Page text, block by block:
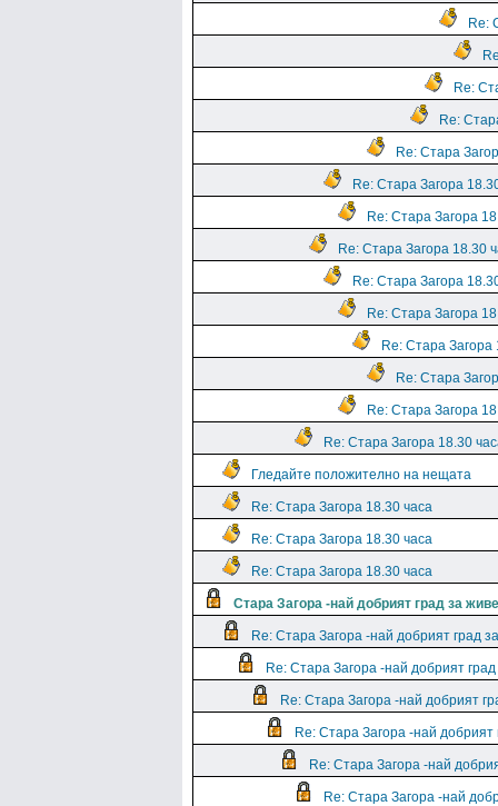
Re:
Re:
Re:
Re: Стара
Re: Стара Загора
Re: Стара Загора
Re: Стара Загора 18.30
Re: Стара Загора
Re: Стара Загора
Re: Стара Загора
Re: Стара
Re: Стара Загора
Re: Стара Загора 18.30
Гледайте положително на нещата
Re: Стара Загора 18.30 часа
Re: Стара Загора 18.30 часа
Re: Стара Загора 18.30 часа
Стара Загора -най добрият град за
Re: Стара Загора -най добрият град
Re: Стара Загора -най добрият
Re: Стара Загора -най добрият
Re: Стара Загора -най
Re: Стара Загора -най
Re: Стара Загора -най